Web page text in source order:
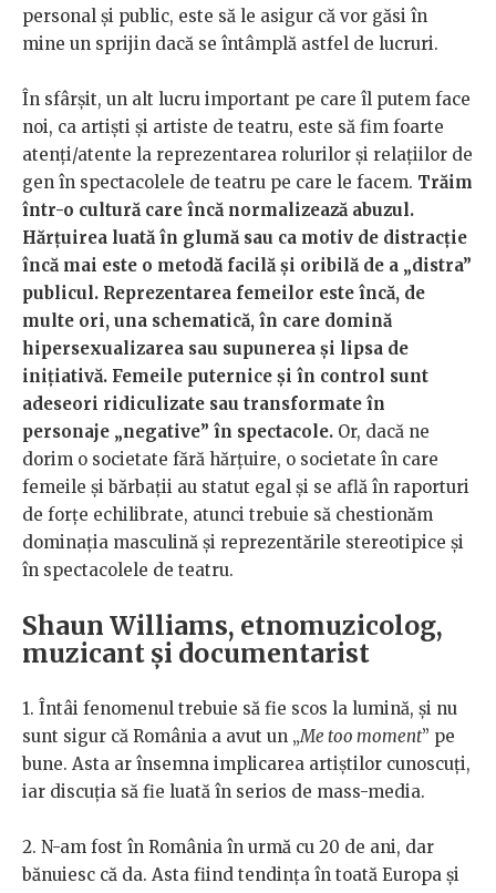
personal și public, este să le asigur că vor găsi în
mine un sprijin dacă se întâmplă astfel de lucruri.
În sfârșit, un alt lucru important pe care îl putem face
noi, ca artiști și artiste de teatru, este să fim foarte
atenți/atente la reprezentarea rolurilor și relațiilor de
gen în spectacolele de teatru pe care le facem. Trăim
într-o cultură care încă normalizează abuzul.
Hărțuirea luată în glumă sau ca motiv de distracție
încă mai este o metodă facilă și oribilă de a „distra”
publicul. Reprezentarea femeilor este încă, de
multe ori, una schematică, în care domină
hipersexualizarea sau supunerea și lipsa de
inițiativă. Femeile puternice și în control sunt
adeseori ridiculizate sau transformate în
personaje „negative” în spectacole. Or, dacă ne
dorim o societate fără hărțuire, o societate în care
femeile și bărbații au statut egal și se află în raporturi
de forțe echilibrate, atunci trebuie să chestionăm
dominația masculină și reprezentările stereotipice și
în spectacolele de teatru.
Shaun Williams, etnomuzicolog,
muzicant și documentarist
1. Întâi fenomenul trebuie să fie scos la lumină, și nu
sunt sigur că România a avut un „Me too moment” pe
bune. Asta ar însemna implicarea artiștilor cunoscuți,
iar discuţia să fie luată în serios de mass-media.
2. N-am fost în România în urmă cu 20 de ani, dar
bănuiesc că da. Asta fiind tendința în toată Europa și